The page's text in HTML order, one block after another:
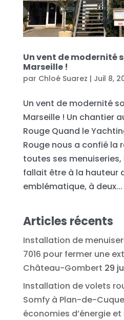
Un vent de modernité
Marseille !
par Chloé Suarez | Juil 8,
Un vent de modernité
Marseille ! Un chantier
Rouge Quand le
Rouge nous a confié la
toutes ses menuiseries,
fallait être à la hauteur
emblématique, à deux...
Articles récents
Installation de
7016 pour fermer une
Château-Gombert 29
Installation de volets
Somfy à Plan-de-
économies d’énergie